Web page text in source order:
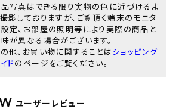
写真はできる限り実物の色に近づけるよ
影しておりますが、ご覧頂く端末のモニタ
定、お部屋の照明等により実際の商品と
が異なる場合がございます。
他、お買い物に関することはショッピング
ドのページをご覧ください。
ユーザーレビュー